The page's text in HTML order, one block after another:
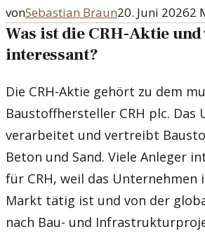
vonSebastian Braun20. Juni 20262
Was ist die CRH-Aktie
interessant?
Die CRH-Aktie gehört zu dem
Baustoffhersteller CRH plc. Das
verarbeitet und vertreibt
Beton und Sand. Viele Anleger
für CRH, weil das Unternehmen
Markt tätig ist und von der
nach Bau- und